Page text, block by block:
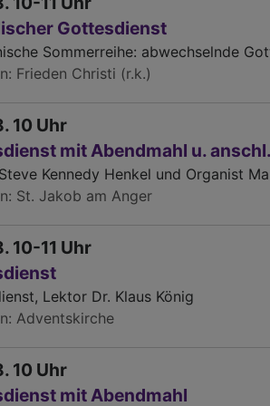
Gottesdienst
Sommerreihe: abwechselnde
Frieden Christi (r.k.)
10 Uhr
mit Abendmahl u.
Kennedy Henkel und Organist
St. Jakob am Anger
10-11 Uhr
Lektor Dr. Klaus König
Adventskirche
10 Uhr
mit Abendmahl